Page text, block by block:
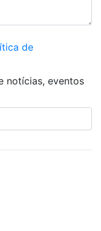
de
notícias, eventos